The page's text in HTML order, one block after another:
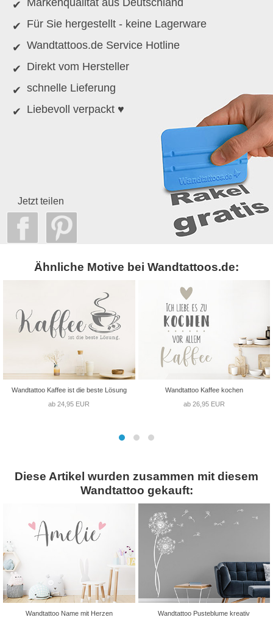
Markenqualität aus Deutschland
Für Sie hergestellt - keine Lagerware
Wandtattoos.de Service Hotline
Direkt vom Hersteller
schnelle Lieferung
Liebevoll verpackt ♥
Jetzt teilen
Ähnliche Motive bei Wandtattoos.de:
Wandtattoo Kaffee ist die beste Lösung
ab 24,95 EUR
Wandtattoo Kaffee kochen
ab 26,95 EUR
Diese Artikel wurden zusammen mit diesem
Wandtattoo gekauft:
Wandtattoo Name mit Herzen
Wandtattoo Pusteblume kreativ